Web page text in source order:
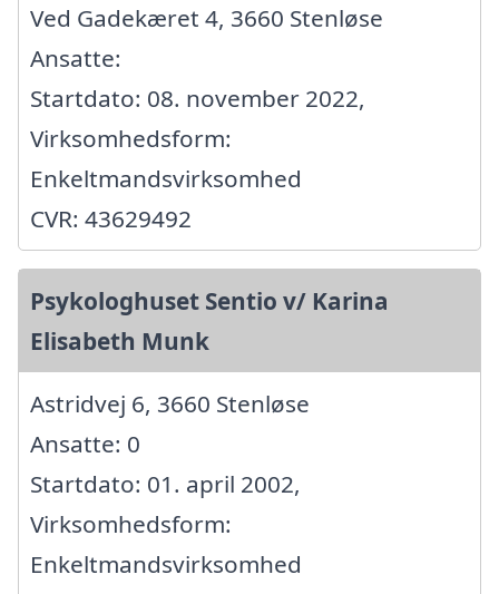
Ved Gadekæret 4, 3660 Stenløse
Ansatte:
Startdato: 08. november 2022,
Virksomhedsform:
Enkeltmandsvirksomhed
CVR: 43629492
Psykologhuset Sentio v/ Karina
Elisabeth Munk
Astridvej 6, 3660 Stenløse
Ansatte: 0
Startdato: 01. april 2002,
Virksomhedsform:
Enkeltmandsvirksomhed